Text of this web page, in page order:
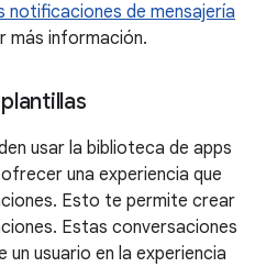
notificaciones de mensajería
más información.
usar la biblioteca de apps
una experiencia que
Esto te permite crear
Estas conversaciones
un usuario en la experiencia